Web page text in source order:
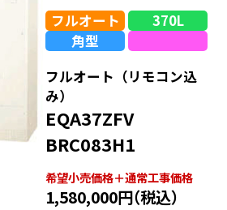
フルオート
370L
角型
フルオート（リモコン込
み）
EQA37ZFV
BRC083H1
希望⼩売価格＋通常⼯事価格
1,580,000円（税込）